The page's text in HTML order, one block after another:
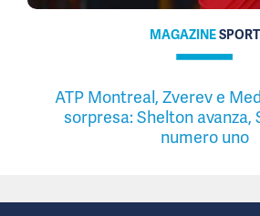
MAGAZINESPORT
ATP Montreal, Zverev e
sorpresa: Shelton avanza,
numero uno